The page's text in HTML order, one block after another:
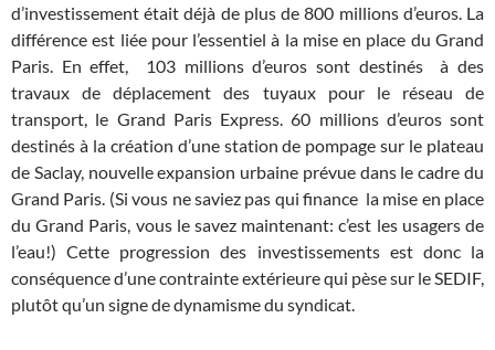
d’investissement était déjà de plus de 800 millions d’euros. La
différence est liée pour l’essentiel à la mise en place du Grand
Paris. En effet, 103 millions d’euros sont destinés à des
travaux de déplacement des tuyaux pour le réseau de
transport, le Grand Paris Express. 60 millions d’euros sont
destinés à la création d’une station de pompage sur le plateau
de Saclay, nouvelle expansion urbaine prévue dans le cadre du
Grand Paris. (Si vous ne saviez pas qui finance la mise en place
du Grand Paris, vous le savez maintenant: c’est les usagers de
l’eau!) Cette progression des investissements est donc la
conséquence d’une contrainte extérieure qui pèse sur le SEDIF,
plutôt qu’un signe de dynamisme du syndicat.